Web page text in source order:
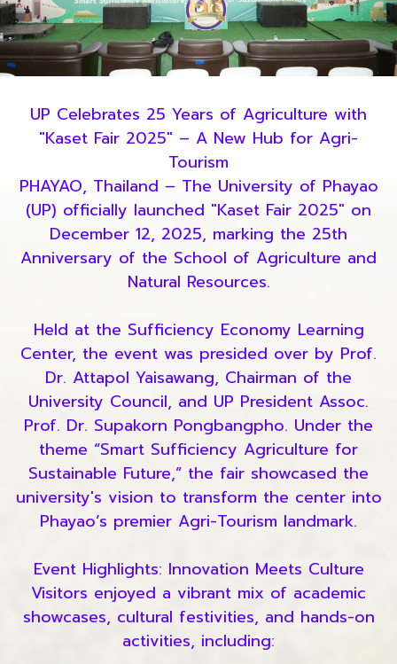
UP Celebrates 25 Years of Agriculture with
"Kaset Fair 2025" – A New Hub for Agri-
Tourism
PHAYAO, Thailand – The University of Phayao
(UP) officially launched "Kaset Fair 2025" on
December 12, 2025, marking the 25th
Anniversary of the School of Agriculture and
Natural Resources.
Held at the Sufficiency Economy Learning
Center, the event was presided over by Prof.
Dr. Attapol Yaisawang, Chairman of the
University Council, and UP President Assoc.
Prof. Dr. Supakorn Pongbangpho. Under the
theme “Smart Sufficiency Agriculture for
Sustainable Future,” the fair showcased the
university's vision to transform the center into
Phayao’s premier Agri-Tourism landmark.
Event Highlights: Innovation Meets Culture
Visitors enjoyed a vibrant mix of academic
showcases, cultural festivities, and hands-on
activities, including: